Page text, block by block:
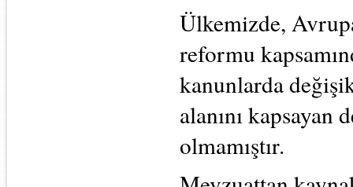
Ülkemizde,
reformu
kanunlarda
alanını
olmamıştır.